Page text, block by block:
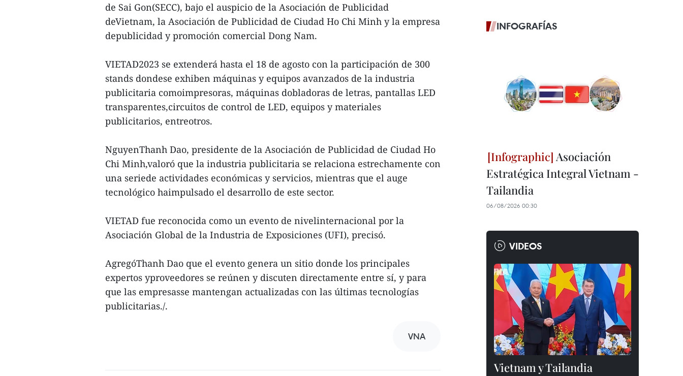
de Sai Gon(SECC), bajo el auspicio de la Asociación de Publicidad
deVietnam, la Asociación de Publicidad de Ciudad Ho Chi Minh y la empresa
depublicidad y promoción comercial Dong Nam.
VIETAD2023 se extenderá hasta el 18 de agosto con la participación de 300
stands dondese exhiben máquinas y equipos avanzados de la industria
publicitaria comoimpresoras, máquinas dobladoras de letras, pantallas LED
transparentes,circuitos de control de LED, equipos y materiales
publicitarios, entreotros.
NguyenThanh Dao, presidente de la Asociación de Publicidad de Ciudad Ho
Chi Minh,valoró que la industria publicitaria se relaciona estrechamente con
una seriede actividades económicas y servicios, mientras que el auge
tecnológico haimpulsado el desarrollo de este sector.
VIETAD fue reconocida como un evento de nivelinternacional por la
Asociación Global de la Industria de Exposiciones (UFI), precisó.
AgregóThanh Dao que el evento genera un sitio donde los principales
expertos yproveedores se reúnen y discuten directamente entre sí, y para
que las empresasse mantengan actualizadas con las últimas tecnologías
publicitarias./.
VNA
INFOGRAFÍAS
Asociación
Estratégica Integral Vietnam -
Tailandia
06/08/2026 00:30
VIDEOS
Vietnam y Tailandia